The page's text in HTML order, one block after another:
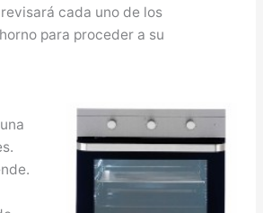
cada uno de los
para proceder a su